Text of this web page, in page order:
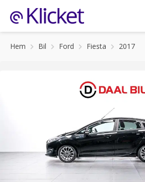
Hem Bil Ford Fiesta 2017